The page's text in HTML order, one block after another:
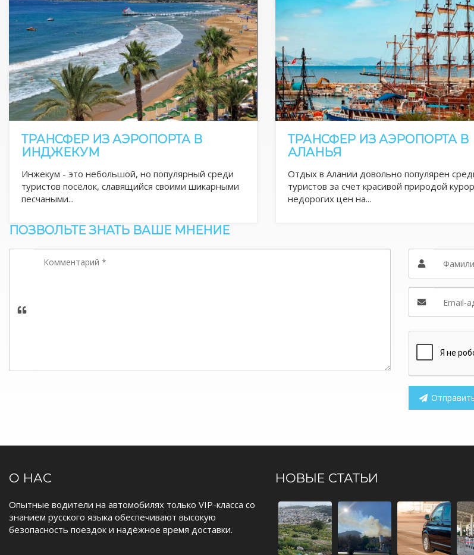
ТРАНСФЕР ИЗ АЭРОПОРТА В
ИНДЖЕКУМ
Инжекум - это небольшой, но популярный среди
туристов посёлок, славящийся своими шикарными
песчаными...
ТРАНСФЕР ИЗ АЭРОПОРТА В
АЛАНЬЯ
Отдых в Алании довольно популярен
туристов за счет красивой природой
недорогих цен на...
ПОЗВОЛЬТЕ ЗНАТЬ ВАШЕ МНЕНИЕ
О НАС
Опытные водители на автомобилях только VIP-класса со
знанием русского языка обеспечивают высокую
безопасность поездок и надёжное время доставки.
НОВЫЕ СТАТЬИ